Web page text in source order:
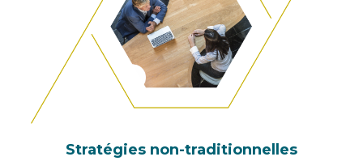
Stratégies non-traditionnelles